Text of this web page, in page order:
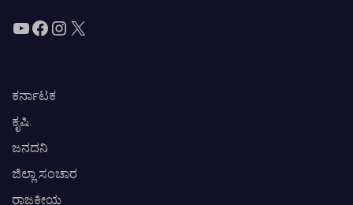
YouTube
Facebook
Instagram
X
ಕರ್ನಾಟಕ
ಕೃಷಿ
ಜನದನಿ
ಜಿಲ್ಲಾ ಸಂಚಾರ
ರಾಜಕೀಯ